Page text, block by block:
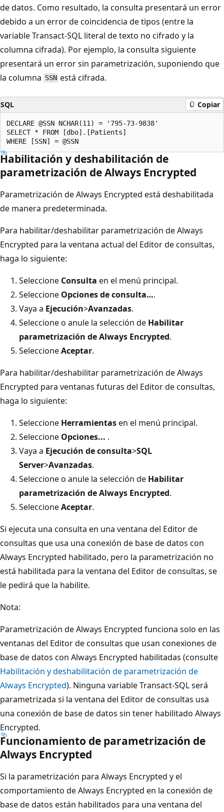
de datos. Como resultado, la consulta presentará un error
debido a un error de coincidencia de tipos (entre la
variable Transact-SQL literal de texto no cifrado y la
columna cifrada). Por ejemplo, la consulta siguiente
presentará un error sin parametrización, suponiendo que
la columna SSN está cifrada.
SQL Copiar
DECLARE @SSN NCHAR(11) = '795-73-9838'
SELECT * FROM [dbo].[Patients]
Habilitación y deshabilitación de
parametrización de Always Encrypted
Parametrización de Always Encrypted está deshabilitada
de manera predeterminada.
Para habilitar/deshabilitar parametrización de Always
Encrypted para la ventana actual del Editor de consultas,
haga lo siguiente:
Seleccione Consulta en el menú principal.
Seleccione Opciones de consulta….
Vaya a Ejecución>Avanzadas.
Seleccione o anule la selección de Habilitar
parametrización de Always Encrypted.
SeleccioneAceptar.
Para habilitar/deshabilitar parametrización de Always
Encrypted para ventanas futuras del Editor de consultas,
haga lo siguiente:
Seleccione Herramientasen el menú principal.
Seleccione Opciones... .
Vaya a Ejecución de consulta>SQL
Server>Avanzadas.
Seleccione o anule la selección de Habilitar
parametrización de Always Encrypted.
SeleccioneAceptar.
Si ejecuta una consulta en una ventana del Editor de
consultas que usa una conexión de base de datos con
Always Encrypted habilitado, pero la parametrización no
está habilitada para la ventana del Editor de consultas, se
le pedirá que la habilite.
Nota:
Parametrización de Always Encrypted funciona solo en las
ventanas del Editor de consultas que usan conexiones de
base de datos con Always Encrypted habilitadas (consulte
Habilitación y deshabilitación de parametrización de
Always Encrypted). Ninguna variable Transact-SQL será
parametrizada si la ventana del Editor de consultas usa
una conexión de base de datos sin tener habilitado Always
Encrypted.
Funcionamiento de parametrización de
Always Encrypted
Si la parametrización para Always Encrypted y el
comportamiento de Always Encrypted en la conexión de
base de datos están habilitados para una ventana del